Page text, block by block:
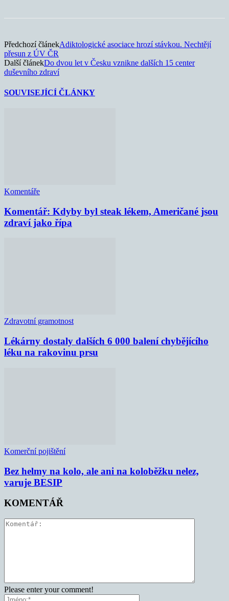
Předchozí článekAdiktologické asociace hrozí stávkou. Nechtějí
přesun z ÚV ČR
Další článekDo dvou let v Česku vznikne dalších 15 center
duševního zdraví
SOUVISEJÍCÍ ČLÁNKY
Komentáře
Komentář: Kdyby byl steak lékem, Američané jsou
zdraví jako řípa
Zdravotní gramotnost
Lékárny dostaly dalších 6 000 balení chybějícího
léku na rakovinu prsu
Komerční pojištění
Bez helmy na kolo, ale ani na koloběžku nelez,
varuje BESIP
KOMENTÁŘ
Please enter your comment!